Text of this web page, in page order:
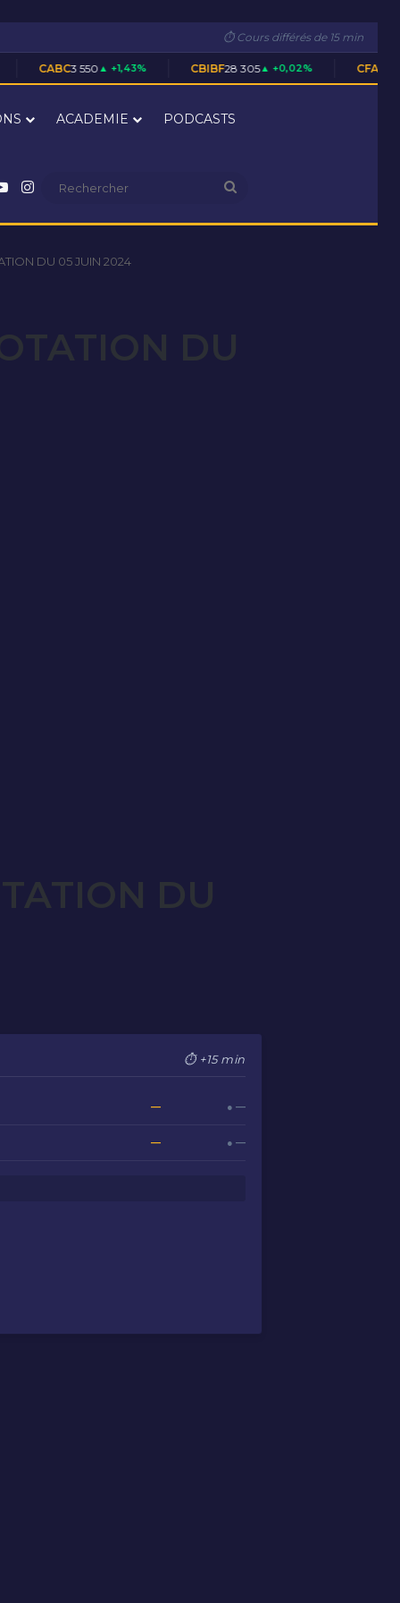
⏱ Cours différés de 15 min
▲ +1,43% CBIBF28 305 ▲ +0,02% CFAC1 700 ▲ +0,59%
ACADEMIE PODCASTS
YouTube
Instagram
DU 05 JUIN 2024
DU
⏱ +15 min
— ● —
— ● —